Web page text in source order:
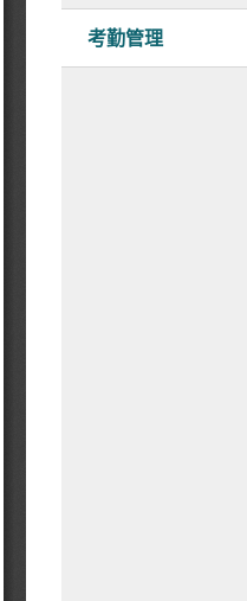
考勤管理